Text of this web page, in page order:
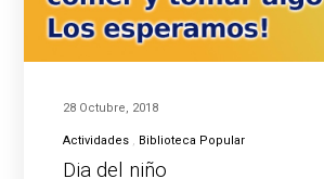
28 Octubre, 2018
Actividades Biblioteca Popular
Dia del niño